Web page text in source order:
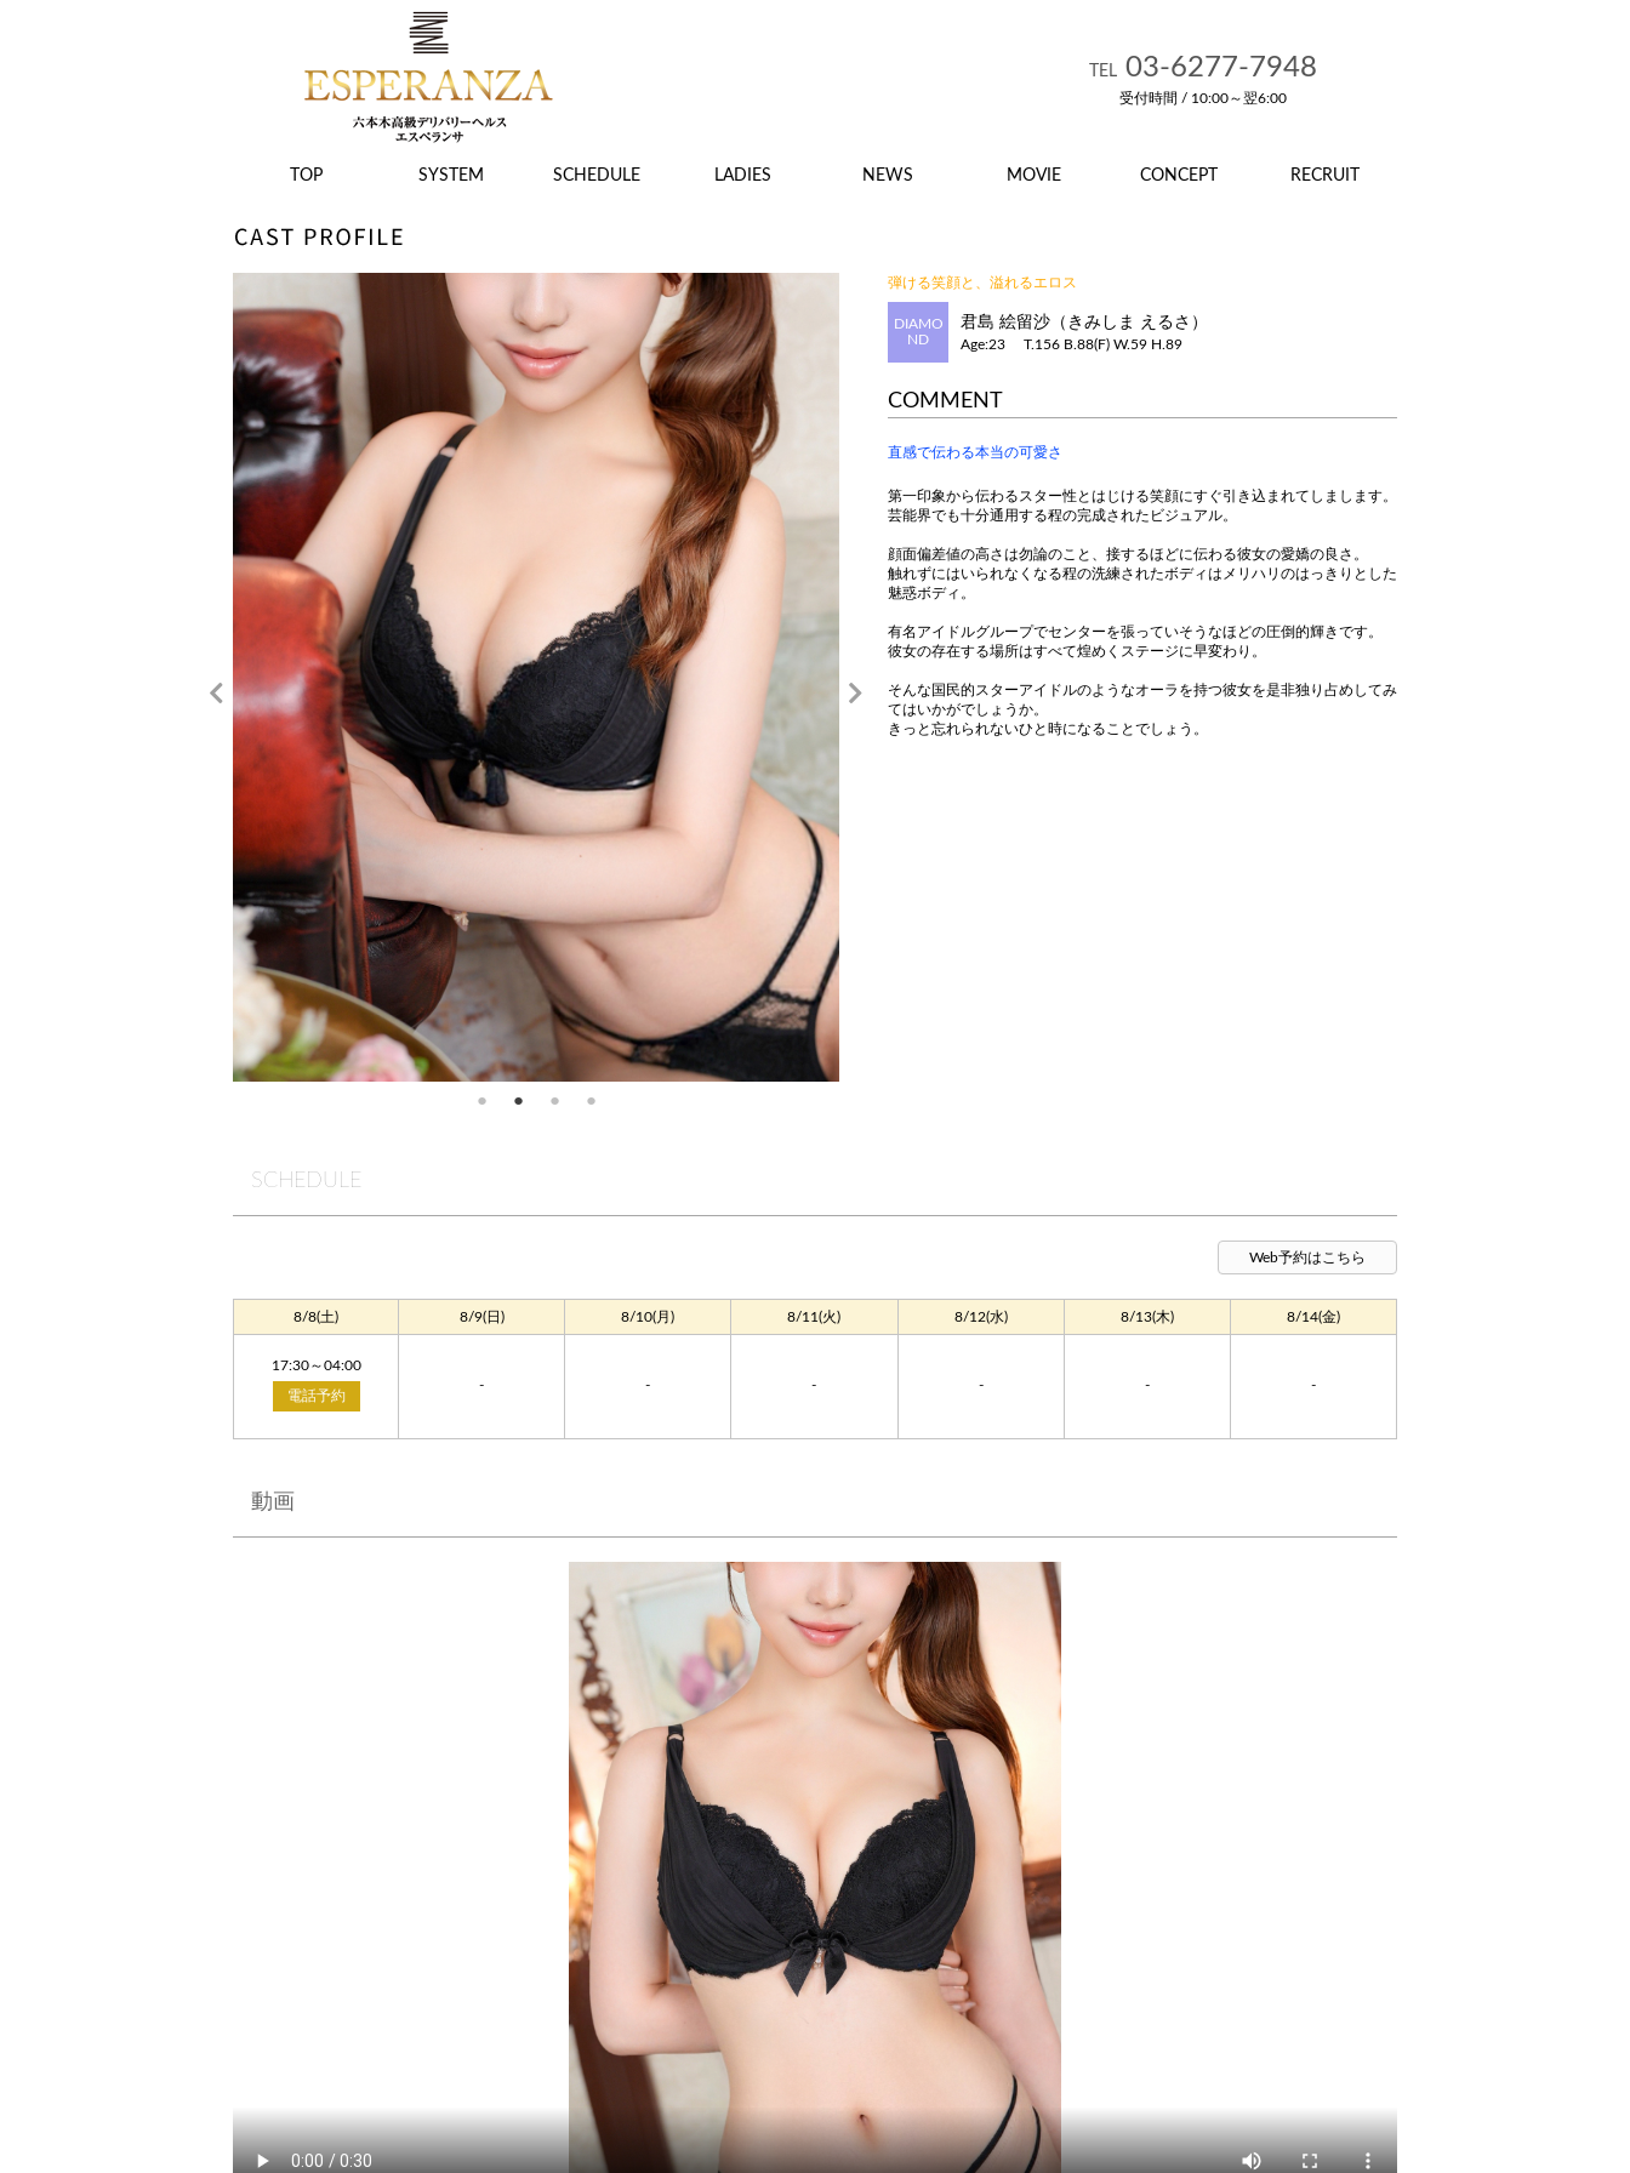
TEL 03-6277-7948
受付時間 / 10:00～翌6:00
TOP SYSTEM SCHEDULE LADIES NEWS MOVIE CONCEPT RECRUIT
弾ける笑顔と、溢れるエロス
DIAMO
ND
君島 絵留沙（きみしま えるさ）
Age:23 T.156 B.88(F) W.59 H.89
COMMENT
直感で伝わる本当の可愛さ
第一印象から伝わるスター性とはじける笑顔にすぐ引き込まれてしまします。
芸能界でも十分通用する程の完成されたビジュアル。
顔面偏差値の高さは勿論のこと、接するほどに伝わる彼女の愛嬌の良さ。
触れずにはいられなくなる程の洗練されたボディはメリハリのはっきりとした
魅惑ボディ。
有名アイドルグループでセンターを張っていそうなほどの圧倒的輝きです。
彼女の存在する場所はすべて煌めくステージに早変わり。
そんな国民的スターアイドルのようなオーラを持つ彼女を是非独り占めしてみ
てはいかがでしょうか。
きっと忘れられないひと時になることでしょう。
SCHEDULE
Web予約はこちら
8/8(土)
17:30～04:00
電話予約
8/9(日)
-
8/10(月)
-
8/11(火)
-
8/12(水)
-
8/13(木)
-
8/14(金)
-
動画